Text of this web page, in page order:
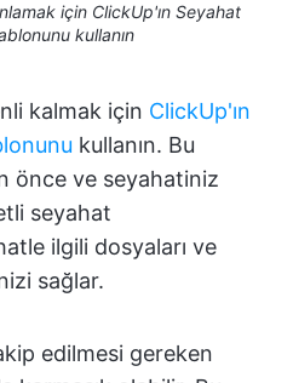
için ClickUp'ın Seyahat
kullanın
kalmak için ClickUp'ın
kullanın. Bu
önce ve seyahatiniz
seyahat
ilgili dosyaları ve
sağlar.
edilmesi gereken